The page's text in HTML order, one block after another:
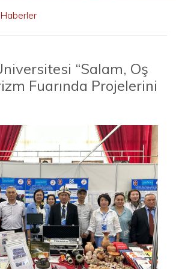
Haberler
“Salam, Oş
Fuarında Projelerini